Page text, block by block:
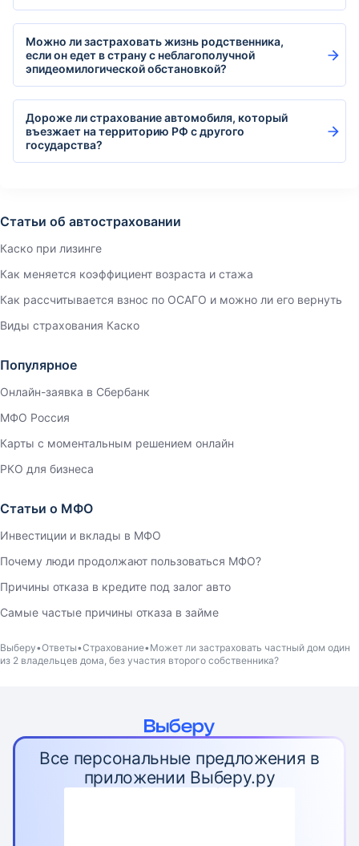
Можно ли застраховать жизнь родственника,
если он едет в страну с неблагополучной
эпидеомилогической обстановкой?
Дороже ли страхование автомобиля, который
въезжает на территорию РФ с другого
государства?
Статьи об автостраховании
Каско при лизинге
Как меняется коэффициент возраста и стажа
Как рассчитывается взнос по ОСАГО и можно ли его вернуть
Виды страхования Каско
Популярное
Онлайн-заявка в Сбербанк
МФО Россия
Карты с моментальным решением онлайн
РКО для бизнеса
Статьи о МФО
Инвестиции и вклады в МФО
Почему люди продолжают пользоваться МФО?
Причины отказа в кредите под залог авто
Самые частые причины отказа в займе
Выберу Ответы Страхование Может ли застраховать частный дом один
из 2 владельцев дома, без участия второго собственника?
Все персональные предложения в
приложении Выберу.ру